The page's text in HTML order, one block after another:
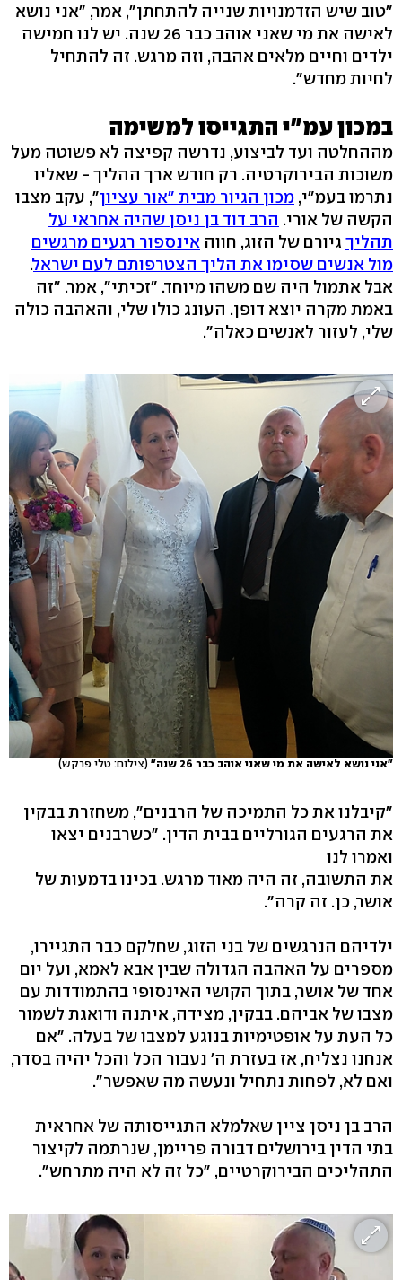
"טוב שיש הזדמנויות שנייה להתחתן", אמר, "אני נושא
לאישה את מי שאני אוהב כבר 26 שנה. יש לנו חמישה
ילדים וחיים מלאים אהבה, וזה מרגש. זה להתחיל
לחיות מחדש".
במכון עמ"י התגייסו למשימה
מההחלטה ועד לביצוע, נדרשה קפיצה לא פשוטה מעל
משוכות הבירוקרטיה. רק חודש ארך ההליך - שאליו
נתרמו בעמ"י, מכון הגיור מבית "אור עציון", עקב מצבו
הקשה של אורי. הרב דוד בן ניסן שהיה אחראי על
תהליך גיורם של הזוג, חווה אינספור רגעים מרגשים
מול אנשים שסימו את הליך הצטרפותם לעם ישראל.
אבל אתמול היה שם משהו מיוחד. "זכיתי", אמר. "זה
באמת מקרה יוצא דופן. העונג כולו שלי, והאהבה כולה
שלי, לעזור לאנשים כאלה".
"אני נושא לאישה את מי שאני אוהב כבר 26 שנה" (צילום: טלי פרקש)
"קיבלנו את כל התמיכה של הרבנים", משחזרת בבקין
את הרגעים הגורליים בבית הדין. "כשרבנים יצאו
ואמרו לנו
את התשובה, זה היה מאוד מרגש. בכינו בדמעות של
אושר, כן. זה קרה".
ילדיהם הנרגשים של בני הזוג, שחלקם כבר התגיירו,
מספרים על האהבה הגדולה שבין אבא לאמא, ועל יום
אחד של אושר, בתוך הקושי האינסופי בהתמודדות עם
מצבו של אביהם. בבקין, מצידה, איתנה ודואגת לשמור
כל העת על אופטימיות בנוגע למצבו של בעלה. "אם
אנחנו נצליח, אז בעזרת ה' נעבור הכל והכל יהיה בסדר,
ואם לא, לפחות נתחיל ונעשה מה שאפשר".
הרב בן ניסן ציין שאלמלא התגייסותה של אחראית
בתי הדין בירושלים דבורה פריימן, שנרתמה לקיצור
התהליכים הבירוקרטיים, "כל זה לא היה מתרחש".